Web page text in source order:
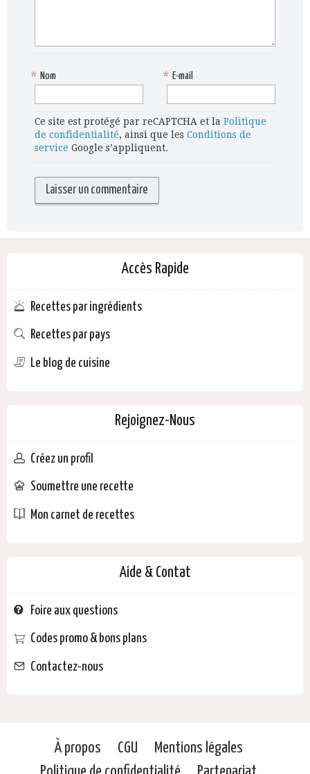
Nom
* E-mail
*
Ce site est protégé par reCAPTCHA et la Politique
de confidentialité, ainsi que les Conditions de
service Google s’appliquent.
Accès Rapide
Recettes par ingrédients
Recettes par pays
Le blog de cuisine
Rejoignez-Nous
Créez un profil
Soumettre une recette
Mon carnet de recettes
Aide & Contat
Foire aux questions
Codes promo & bons plans
Contactez-nous
À propos CGU
Mentions légales